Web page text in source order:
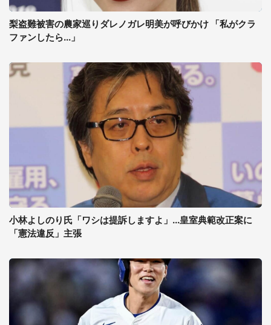
梨盗難被害の農家巡りダレノガレ明美が呼びかけ 「私がクラ
ファンしたら...」
小林よしのり氏「ワシは提訴しますよ」...皇室典範改正案に
「憲法違反」主張